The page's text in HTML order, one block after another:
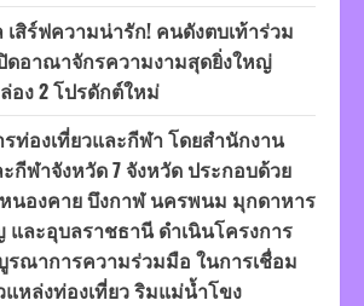
เสิร์ฟความน่ารัก! คนดังตบเท้าร่วม
เปิดอาณาจักรความงามสุดยิ่งใหญ่
อง 2 โปรดักต์ใหม่
ท่องเที่ยวและกีฬา โดยสำนักงาน
กีฬาจังหวัด 7 จังหวัด ประกอบด้วย
หนองคาย บึงกาฬ นครพนม มุกดาหาร
และอุบลราชธานี ดำเนินโครงการ
รณาการความร่วมมือ ในการเชื่อม
แหล่งท่องเที่ยว ริมแม่น้ำโขง